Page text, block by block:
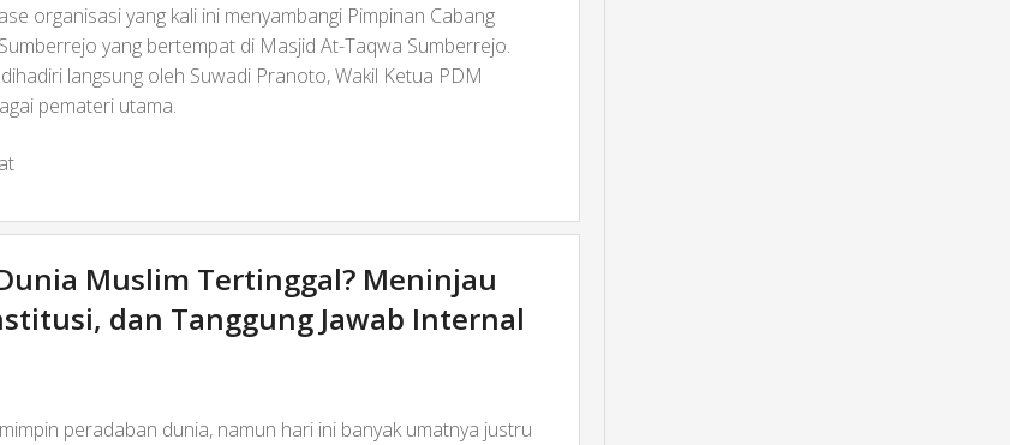
organisasi yang kali ini menyambangi Pimpinan Cabang
yang bertempat di Masjid At-Taqwa Sumberrejo.
langsung oleh Suwadi Pranoto, Wakil Ketua PDM
pemateri utama.
Muslim Tertinggal? Meninjau
dan Tanggung Jawab Internal
peradaban dunia, namun hari ini banyak umatnya justru